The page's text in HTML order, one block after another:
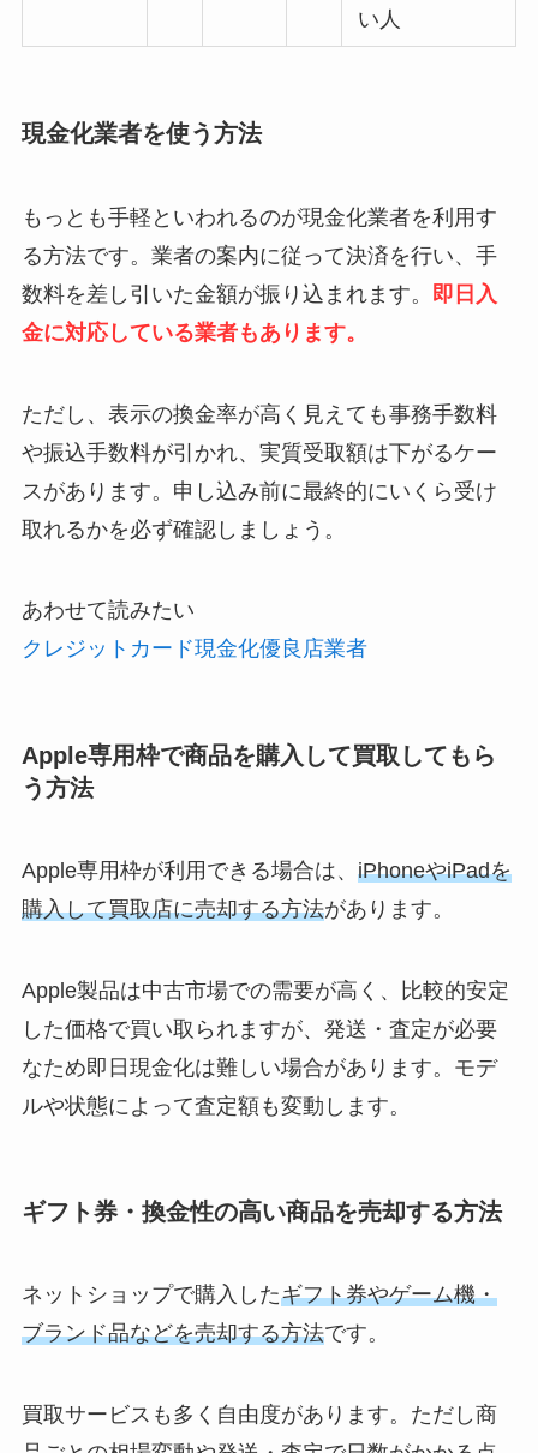
い人
現金化業者を使う方法
もっとも手軽といわれるのが現金化業者を利用す
る方法です。業者の案内に従って決済を行い、手
数料を差し引いた金額が振り込まれます。 即日入
金に対応している業者もあります。
ただし、表示の換金率が高く見えても事務手数料
や振込手数料が引かれ、実質受取額は下がるケー
スがあります。申し込み前に最終的にいくら受け
取れるかを必ず確認しましょう。
あわせて読みたい
クレジットカード現金化優良店業者
Apple専用枠で商品を購入して買取してもら
う方法
Apple専用枠が利用できる場合は、 iPhoneやiPadを
購入して買取店に売却する方法があります。
Apple製品は中古市場での需要が高く、比較的安定
した価格で買い取られますが、発送・査定が必要
なため即日現金化は難しい場合があります。モデ
ルや状態によって査定額も変動します。
ギフト券・換金性の高い商品を売却する方法
ネットショップで購入したギフト券やゲーム機・
ブランド品などを売却する方法です。
買取サービスも多く自由度があります。ただし商